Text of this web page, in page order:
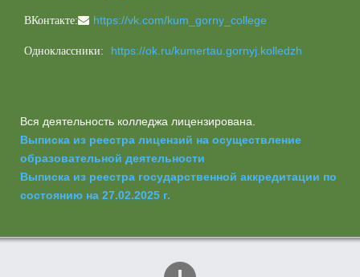
ВКонтакте: https://vk.com/kum_gorny_college
Одноклассники: https://ok.ru/kumertau.gornyj.kolledzh
Вся деятельность колледжа лицензирована.
Выписка из реестра лицензий на осуществление
образовательной деятельности
Выписка из реестра государственной аккредитации по
состоянию на 27.02.2025 г.